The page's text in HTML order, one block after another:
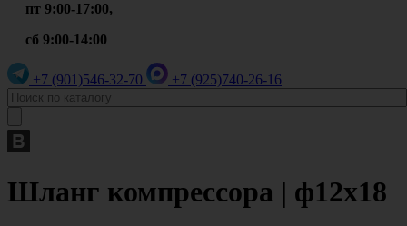
пт 9:00-17:00,
сб 9:00-14:00
+7 (901)546-32-70 +7 (925)740-26-16
Шланг компрессора | ф12х18